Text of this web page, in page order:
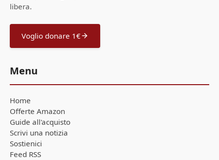
libera.
Voglio donare 1€
Menu
Home
Offerte Amazon
Guide all'acquisto
Scrivi una notizia
Sostienici
Feed RSS